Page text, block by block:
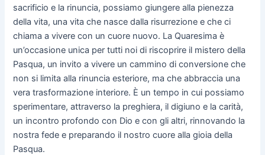
sacrificio e la rinuncia, possiamo giungere alla pienezza
della vita, una vita che nasce dalla risurrezione e che ci
chiama a vivere con un cuore nuovo. La Quaresima è
un’occasione unica per tutti noi di riscoprire il mistero della
Pasqua, un invito a vivere un cammino di conversione che
non si limita alla rinuncia esteriore, ma che abbraccia una
vera trasformazione interiore. È un tempo in cui possiamo
sperimentare, attraverso la preghiera, il digiuno e la carità,
un incontro profondo con Dio e con gli altri, rinnovando la
nostra fede e preparando il nostro cuore alla gioia della
Pasqua.